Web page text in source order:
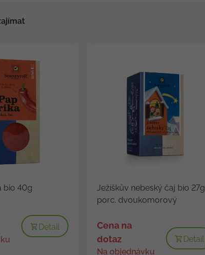
bio 40g
Detail
Ježíškův nebeský čaj bio 27g
porc. dvoukomorový
Cena na
dotaz
Na objednávku
Detail